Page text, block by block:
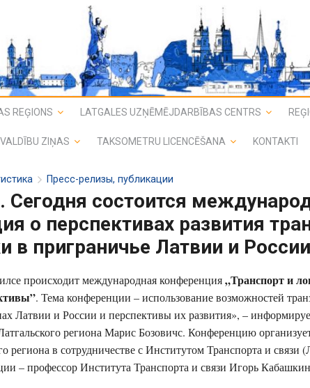
REĢIONS LATGALES UZŅĒMĒJDARBĪBAS CENTRS
ZIŅAS TAKSOMETRU LICENCĒŠANA KONTAKTI
Пресс-релизы, публикации
Сегодня состоится
о перспективах развития
в приграничье Латвии и России
происходит международная конференция„Транспорт и
. Тема конференции – использование возможностей
Латвии и России и перспективы их развития», –
региона Марис Бозовичс. Конференцию
региона в сотрудничестве с Институтом Транспорта и связи
– профессор Института Транспорта и связи Игорь